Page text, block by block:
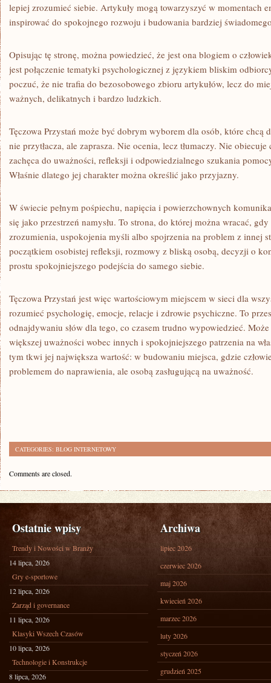
lepiej zrozumieć siebie. Artykuły mogą towarzyszyć w momentach
inspirować do spokojnego rozwoju i budowania bardziej
Opisując tę stronę, można powiedzieć, że jest ona blogiem o
jest połączenie tematyki psychologicznej z językiem bliskim
poczuć, że nie trafia do bezosobowego zbioru artykułów, lecz do
ważnych, delikatnych i bardzo ludzkich.
Tęczowa Przystań może być dobrym wyborem dla osób, które chcą
nie przytłacza, ale zaprasza. Nie ocenia, lecz tłumaczy. Nie
zachęca do uważności, refleksji i odpowiedzialnego szukania
Właśnie dlatego jej charakter można określić jako przyjazny.
W świecie pełnym pośpiechu, napięcia i powierzchownych
się jako przestrzeń namysłu. To strona, do której można wracać,
zrozumienia, uspokojenia myśli albo spojrzenia na problem z innej
początkiem osobistej refleksji, rozmowy z bliską osobą, decyzji o
prostu spokojniejszego podejścia do samego siebie.
Tęczowa Przystań jest więc wartościowym miejscem w sieci dla
rozumieć psychologię, emocje, relacje i zdrowie psychiczne. To
odnajdywaniu słów dla tego, co czasem trudno wypowiedzieć.
większej uważności wobec innych i spokojniejszego patrzenia na
tym tkwi jej największa wartość: w budowaniu miejsca, gdzie
problemem do naprawienia, ale osobą zasługującą na uważność.
CATEGORIES: BLOG INTERNETOWY
Comments are closed.
Ostatnie wpisy
Trendy i Nowości w Branży
14 lipca, 2026
Gry e-sportowe
12 lipca, 2026
Zarząd i governance
11 lipca, 2026
Klasyki Wszech Czasów
10 lipca, 2026
Technologie i Konstrukcje
8 lipca, 2026
Archiwa
lipiec 2026
czerwiec 2026
maj 2026
kwiecień 2026
marzec 2026
luty 2026
styczeń 2026
grudzień 2025